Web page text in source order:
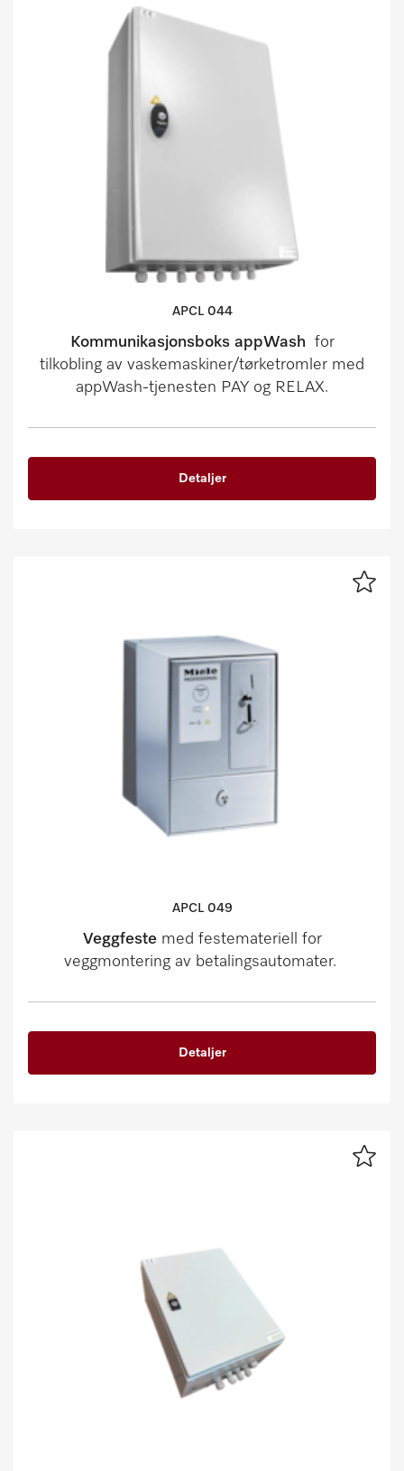
APCL 044
Kommunikasjonsboks appWash for
tilkobling av vaskemaskiner/tørketromler med
appWash-tjenesten PAY og RELAX.
Detaljer
APCL 049
Veggfeste med festemateriell for
veggmontering av betalingsautomater.
Detaljer